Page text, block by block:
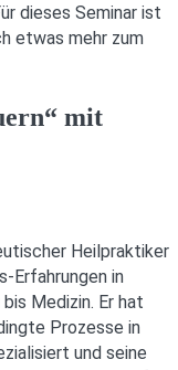
dieses Seminar ist
etwas mehr zum
mit
Heilpraktiker
Erfahrungen in
Medizin. Er hat
Prozesse in
und seine